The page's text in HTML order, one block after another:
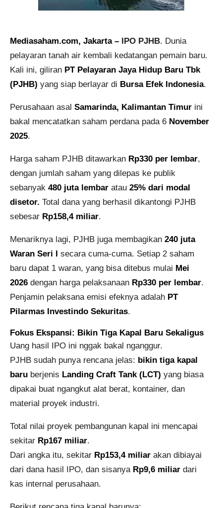
Mediasaham.com, Jakarta – IPO PJHB. Dunia
pelayaran tanah air kembali kedatangan pemain baru.
Kali ini, giliran PT Pelayaran Jaya Hidup Baru Tbk
(PJHB) yang siap berlayar di Bursa Efek Indonesia.
Perusahaan asal Samarinda, Kalimantan Timur ini
bakal mencatatkan saham perdana pada 6 November
2025.
Harga saham PJHB ditawarkan Rp330 per lembar,
dengan jumlah saham yang dilepas ke publik
sebanyak 480 juta lembar atau 25% dari modal
disetor. Total dana yang berhasil dikantongi PJHB
sebesar Rp158,4 miliar.
Menariknya lagi, PJHB juga membagikan 240 juta
Waran Seri I secara cuma-cuma. Setiap 2 saham
baru dapat 1 waran, yang bisa ditebus mulai Mei
2026 dengan harga pelaksanaan Rp330 per lembar.
Penjamin pelaksana emisi efeknya adalah PT
Pilarmas Investindo Sekuritas.
Fokus Ekspansi: Bikin Tiga Kapal Baru Sekaligus
Uang hasil IPO ini nggak bakal nganggur.
PJHB sudah punya rencana jelas: bikin tiga kapal
baru berjenis Landing Craft Tank (LCT) yang biasa
dipakai buat ngangkut alat berat, kontainer, dan
material proyek industri.
Total nilai proyek pembangunan kapal ini mencapai
sekitar Rp167 miliar.
Dari angka itu, sekitar Rp153,4 miliar akan dibiayai
dari dana hasil IPO, dan sisanya Rp9,6 miliar dari
kas internal perusahaan.